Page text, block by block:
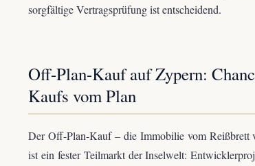
sorgfältige Vertragsprüfung ist entscheidend.
Off-Plan-Kauf auf Zypern:
Kaufs vom Plan
Der Off-Plan-Kauf – die Immobilie vom Reißbrett
ist ein fester Teilmarkt der Inselwelt: